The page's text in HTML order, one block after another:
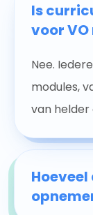
Is
voor
Nee.
modules,
van helder